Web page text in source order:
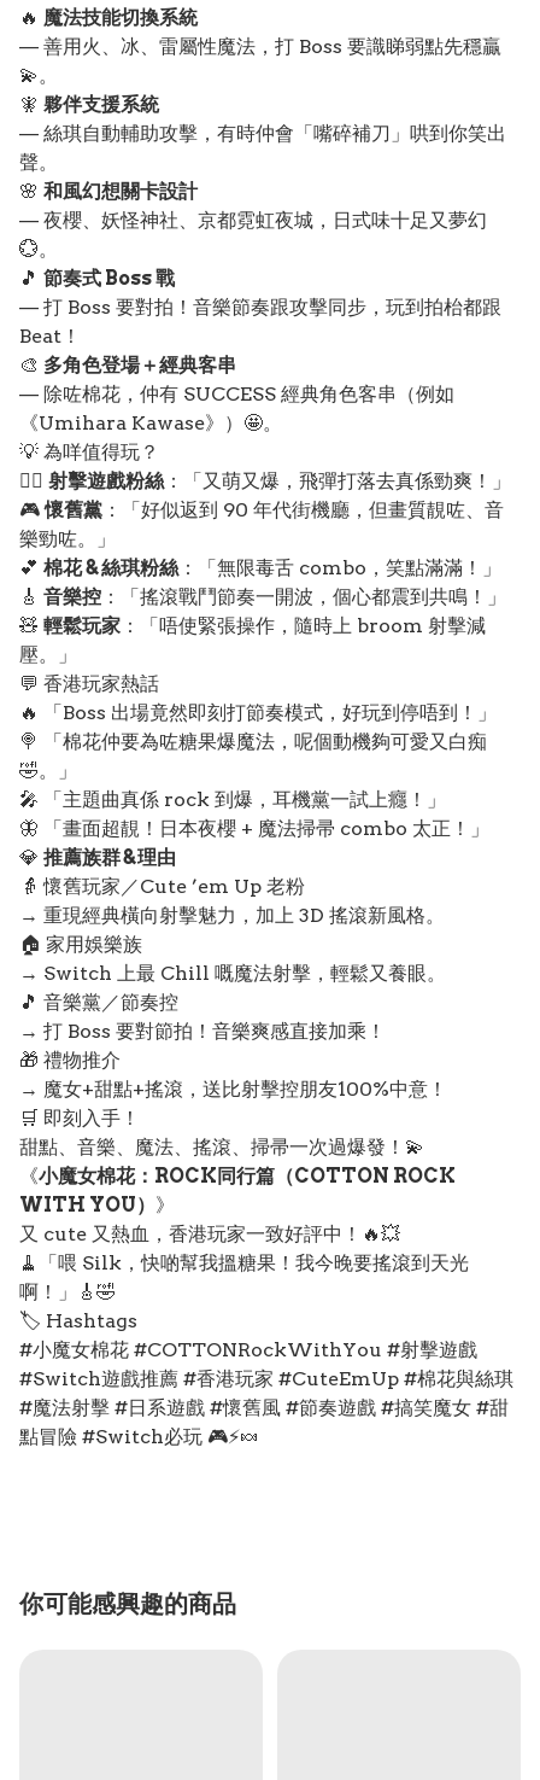
🔥 魔法技能切換系統
— 善用火、冰、雷屬性魔法，打 Boss 要識睇弱點先穩贏
💫。
🧚 夥伴支援系統
— 絲琪自動輔助攻擊，有時仲會「嘴碎補刀」哄到你笑出
聲。
🌸 和風幻想關卡設計
— 夜櫻、妖怪神社、京都霓虹夜城，日式味十足又夢幻
💮。
🎵 節奏式 Boss 戰
— 打 Boss 要對拍！音樂節奏跟攻擊同步，玩到拍枱都跟
Beat！
🎨 多角色登場＋經典客串
— 除咗棉花，仲有 SUCCESS 經典角色客串（例如
《Umihara Kawase》）🤩。
💡 為咩值得玩？
🧙‍♀️ 射擊遊戲粉絲 ：「又萌又爆，飛彈打落去真係勁爽！」
🎮懷舊黨 ：「好似返到 90 年代街機廳，但畫質靚咗、音
樂勁咗。」
💕 棉花 & 絲琪粉絲 ：「無限毒舌 combo，笑點滿滿！」
🎸 音樂控 ：「搖滾戰鬥節奏一開波，個心都震到共鳴！」
🧸 輕鬆玩家 ：「唔使緊張操作，隨時上 broom 射擊減
壓。」
💬 香港玩家熱話
🔥 「Boss 出場竟然即刻打節奏模式，好玩到停唔到！」
🍭 「棉花仲要為咗糖果爆魔法，呢個動機夠可愛又白痴
🤣。」
🎤 「主題曲真係 rock 到爆，耳機黨一試上癮！」
🦋 「畫面超靚！日本夜櫻 + 魔法掃帚 combo 太正！」
💎 推薦族群 & 理由
👵 懷舊玩家／Cute ’em Up 老粉
→ 重現經典橫向射擊魅力，加上 3D 搖滾新風格。
🏠 家用娛樂族
→ Switch 上最 Chill 嘅魔法射擊，輕鬆又養眼。
🎵 音樂黨／節奏控
→ 打 Boss 要對節拍！音樂爽感直接加乘！
🎁 禮物推介
→ 魔女+甜點+搖滾，送比射擊控朋友100%中意！
🛒 即刻入手！
甜點、音樂、魔法、搖滾、掃帚一次過爆發！💫
《小魔女棉花：ROCK同行篇（COTTON ROCK
WITH YOU） 》
又 cute 又熱血，香港玩家一致好評中！🔥💥
🧹「喂 Silk，快啲幫我搵糖果！我今晚要搖滾到天光
啊！」🎸🤣
🏷️ Hashtags
#小魔女棉花 #COTTONRockWithYou #射擊遊戲
#Switch遊戲推薦 #香港玩家 #CuteEmUp #棉花與絲琪
#魔法射擊 #日系遊戲 #懷舊風 #節奏遊戲 #搞笑魔女 #甜
點冒險 #Switch必玩 🎮⚡🍬
你可能感興趣的商品